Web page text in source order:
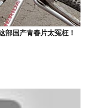
部国产青春片太冤枉！